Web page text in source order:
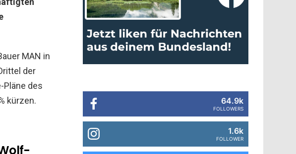
MAN in
der
Pläne des
kürzen.
64.9k
FOLLOWERS
1.6k
FOLLOWER